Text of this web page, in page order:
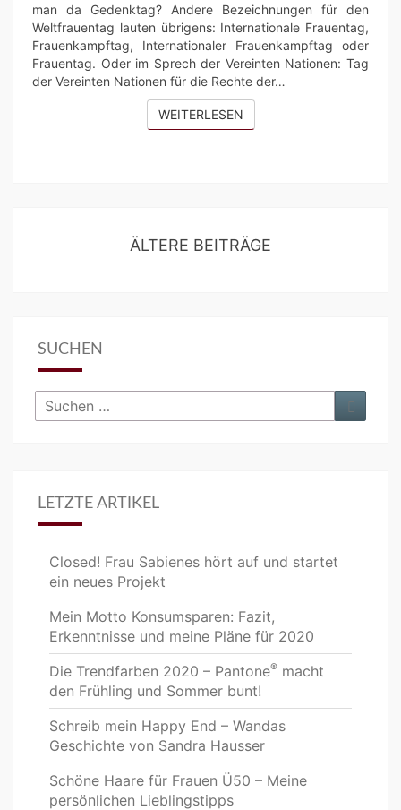
man da Gedenktag? Andere Bezeichnungen für den
Weltfrauentag lauten übrigens: Internationale Frauentag,
Frauenkampftag, Internationaler Frauenkampftag oder
Frauentag. Oder im Sprech der Vereinten Nationen: Tag
der Vereinten Nationen für die Rechte der…
WEITERLESENWEITERLESEN
ÄLTERE BEITRÄGE
SUCHEN
Suchen
nach:
LETZTE ARTIKEL
Closed! Frau Sabienes hört auf und startet
ein neues Projekt
Mein Motto Konsumsparen: Fazit,
Erkenntnisse und meine Pläne für 2020
Die Trendfarben 2020 – Pantone® macht
den Frühling und Sommer bunt!
Schreib mein Happy End – Wandas
Geschichte von Sandra Hausser
Schöne Haare für Frauen Ü50 – Meine
persönlichen Lieblingstipps